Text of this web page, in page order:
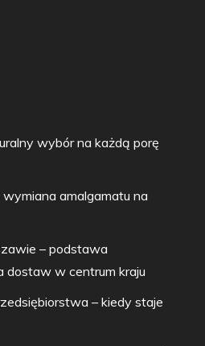
wybór na każdą porę
amalgamatu na
– podstawa
dostaw w centrum kraju
– kiedy staje